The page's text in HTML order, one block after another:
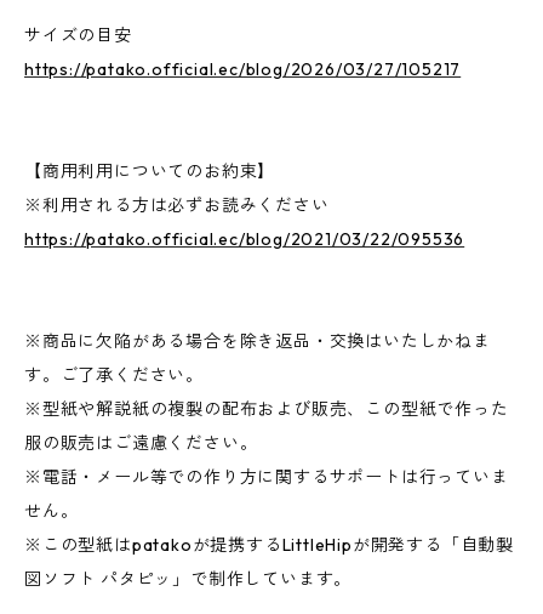
サイズの目安
https://patako.official.ec/blog/2026/03/27/105217
【商用利用についてのお約束】
※利用される方は必ずお読みください
https://patako.official.ec/blog/2021/03/22/095536
※商品に欠陥がある場合を除き返品・交換はいたしかねま
す。ご了承ください。
※型紙や解説紙の複製の配布および販売、この型紙で作った
服の販売はご遠慮ください。
※電話・メール等での作り方に関するサポートは行っていま
せん。
※この型紙はpatakoが提携するLittleHipが開発する「自動製
図ソフト パタピッ」で制作しています。